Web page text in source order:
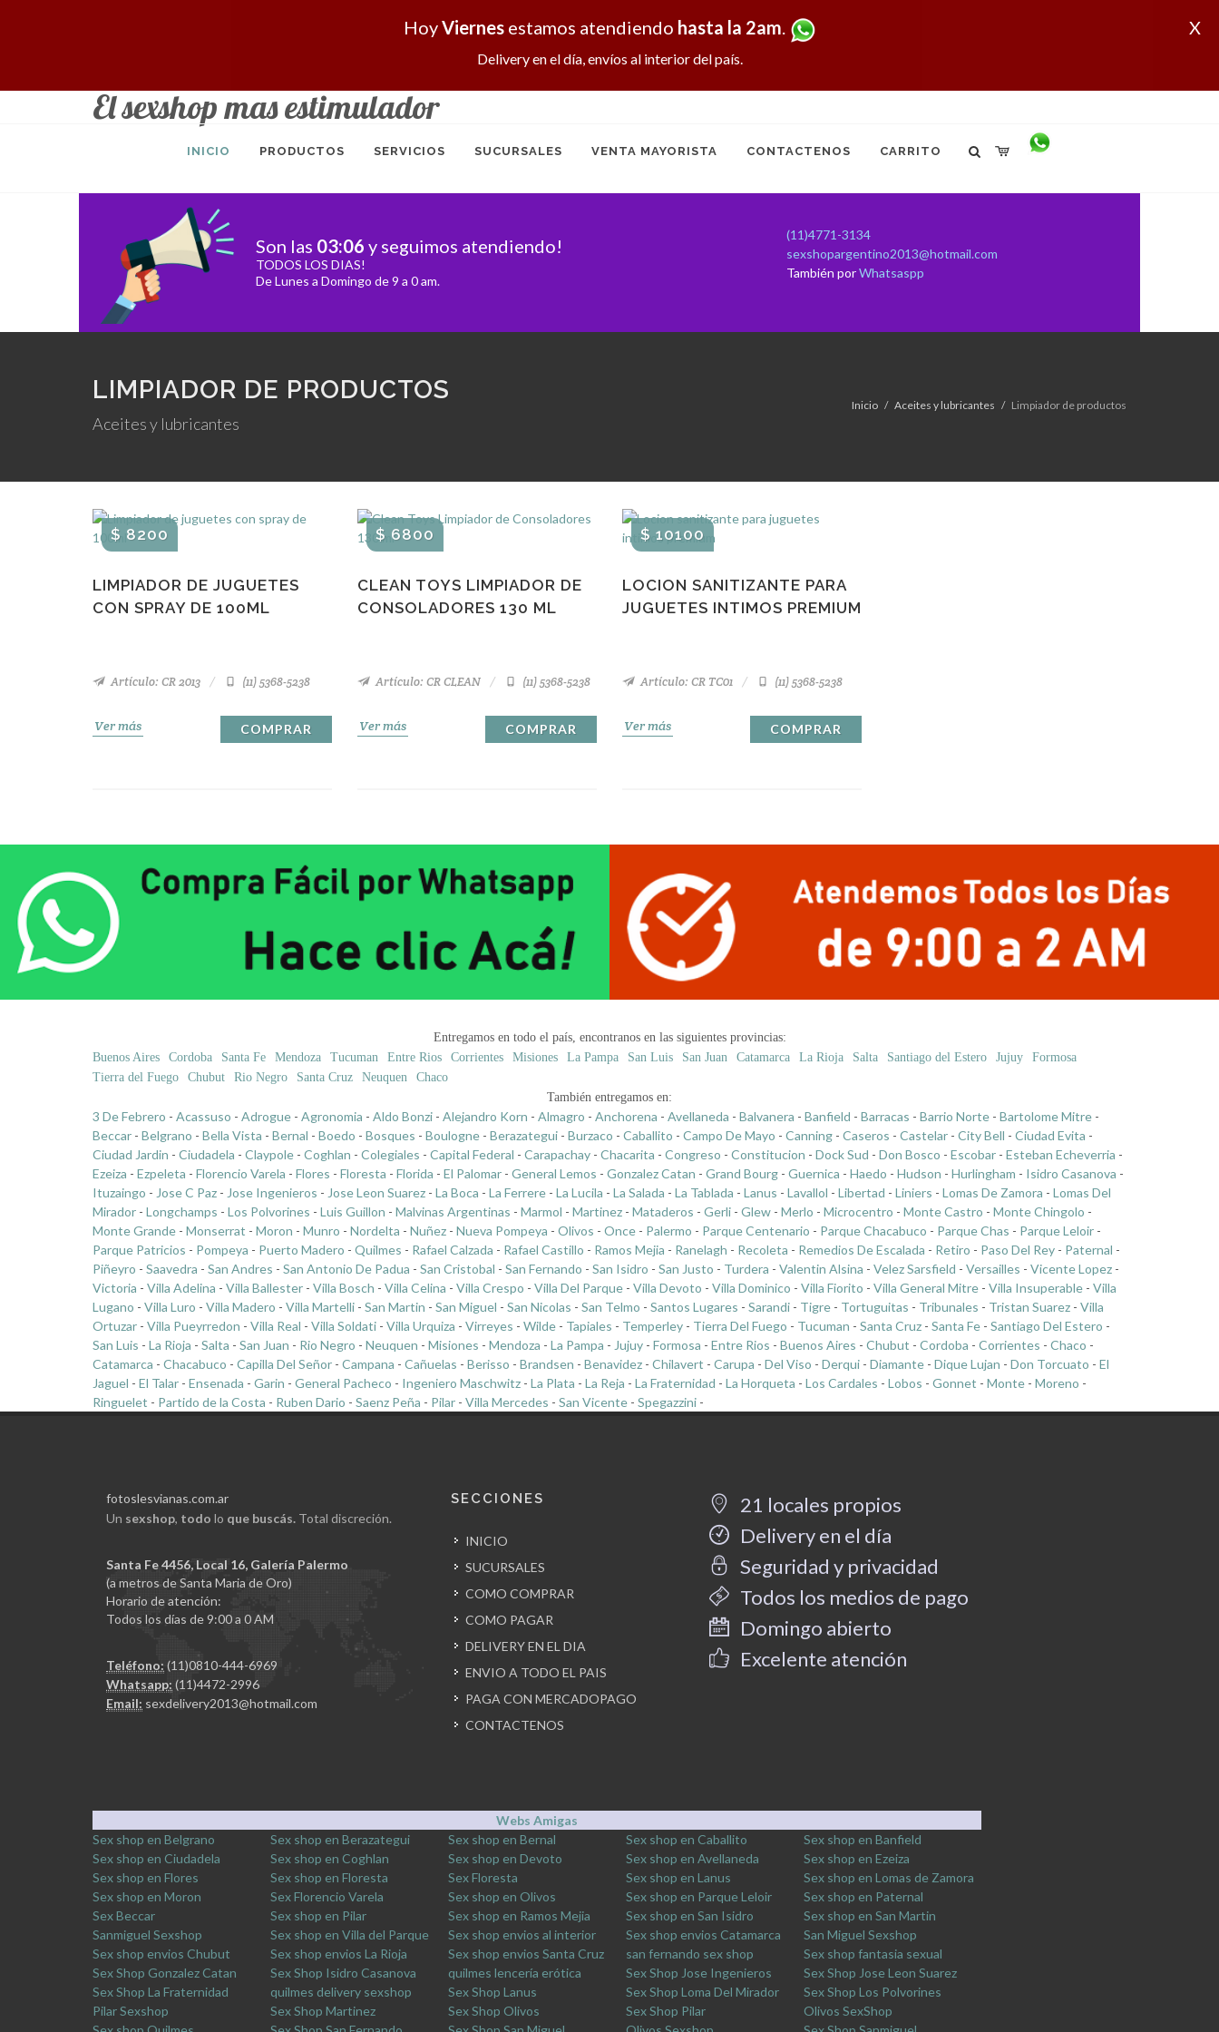
X
HoyViernesestamos atendiendo hasta la 2am.
Delivery en el día, envíos al interior del país.
El sexshop mas estimulador
INICIO PRODUCTOS SERVICIOS SUCURSALES VENTA MAYORISTA CONTACTENOS CARRITO
Son las 03:06 y seguimos atendiendo!
TODOS LOS DIAS!
De Lunes a Domingo de 9 a 0 am.
(11)4771-3134
sexshopargentino2013@hotmail.com
También porWhatsaspp
LIMPIADOR DE PRODUCTOS
Aceites y lubricantes
Inicio Aceites y lubricantes Limpiador de productos
LIMPIADOR DE JUGUETES
CON SPRAY DE 100ML
$ 8200
Artículo: CR 2013 (11) 5368-5238
Ver más COMPRAR
CLEAN TOYS LIMPIADOR DE
CONSOLADORES 130 ML
$ 6800
Artículo: CR CLEAN (11) 5368-5238
Ver más COMPRAR
LOCION SANITIZANTE PARA
JUGUETES INTIMOS PREMIUM
$ 10100
Artículo: CR TC01 (11) 5368-5238
Ver más COMPRAR
Entregamos en todo el país, encontranos en las siguientes provincias:
Buenos Aires
Cordoba Santa Fe Mendoza Tucuman Entre Rios Corrientes Misiones La Pampa San Luis San Juan Catamarca La Rioja Salta Santiago del Estero Jujuy
Formosa
Tierra del Fuego
Chubut Rio Negro Santa Cruz Neuquen
Chaco
También entregamos en:
3 De Febrero - Acassuso - Adrogue - Agronomia - Aldo Bonzi - Alejandro Korn - Almagro - Anchorena - Avellaneda - Balvanera - Banfield - Barracas - Barrio Norte - Bartolome Mitre -
Beccar - Belgrano - Bella Vista - Bernal - Boedo - Bosques - Boulogne - Berazategui - Burzaco - Caballito - Campo De Mayo - Canning - Caseros - Castelar - City Bell - Ciudad Evita -
Ciudad Jardin - Ciudadela - Claypole - Coghlan - Colegiales - Capital Federal - Carapachay - Chacarita - Congreso - Constitucion - Dock Sud - Don Bosco - Escobar - Esteban Echeverria -
Ezeiza - Ezpeleta - Florencio Varela - Flores - Floresta - Florida - El Palomar - General Lemos - Gonzalez Catan - Grand Bourg - Guernica - Haedo - Hudson - Hurlingham - Isidro Casanova -
Ituzaingo - Jose C Paz - Jose Ingenieros - Jose Leon Suarez - La Boca - La Ferrere - La Lucila - La Salada - La Tablada - Lanus - Lavallol - Libertad - Liniers - Lomas De Zamora - Lomas Del
Mirador - Longchamps - Los Polvorines - Luis Guillon - Malvinas Argentinas - Marmol - Martinez - Mataderos - Gerli - Glew - Merlo - Microcentro - Monte Castro - Monte Chingolo -
Monte Grande - Monserrat - Moron - Munro - Nordelta - Nuñez - Nueva Pompeya - Olivos - Once - Palermo - Parque Centenario - Parque Chacabuco - Parque Chas - Parque Leloir -
Parque Patricios - Pompeya - Puerto Madero - Quilmes - Rafael Calzada - Rafael Castillo - Ramos Mejia - Ranelagh - Recoleta - Remedios De Escalada - Retiro - Paso Del Rey - Paternal -
Piñeyro - Saavedra - San Andres - San Antonio De Padua - San Cristobal - San Fernando - San Isidro - San Justo - Turdera - Valentin Alsina - Velez Sarsfield - Versailles - Vicente Lopez -
Victoria - Villa Adelina - Villa Ballester - Villa Bosch - Villa Celina - Villa Crespo - Villa Del Parque - Villa Devoto - Villa Dominico - Villa Fiorito - Villa General Mitre - Villa Insuperable - Villa
Lugano - Villa Luro - Villa Madero - Villa Martelli - San Martin - San Miguel - San Nicolas - San Telmo - Santos Lugares - Sarandi - Tigre - Tortuguitas - Tribunales - Tristan Suarez - Villa
Ortuzar - Villa Pueyrredon - Villa Real - Villa Soldati - Villa Urquiza - Virreyes - Wilde - Tapiales - Temperley - Tierra Del Fuego - Tucuman - Santa Cruz - Santa Fe - Santiago Del Estero -
San Luis - La Rioja - Salta - San Juan - Rio Negro - Neuquen - Misiones - Mendoza - La Pampa - Jujuy - Formosa - Entre Rios - Buenos Aires - Chubut - Cordoba - Corrientes - Chaco -
Catamarca - Chacabuco - Capilla Del Señor - Campana - Cañuelas - Berisso - Brandsen - Benavidez - Chilavert - Carupa - Del Viso - Derqui - Diamante - Dique Lujan - Don Torcuato - El
Jaguel - El Talar - Ensenada - Garin - General Pacheco - Ingeniero Maschwitz - La Plata - La Reja - La Fraternidad - La Horqueta - Los Cardales - Lobos - Gonnet - Monte - Moreno -
Ringuelet - Partido de la Costa - Ruben Dario - Saenz Peña - Pilar - Villa Mercedes - San Vicente - Spegazzini -
fotoslesvianas.com.ar
Un sexshop, todo lo que buscás. Total discreción.
Santa Fe 4456, Local 16, Galería Palermo
(a metros de Santa Maria de Oro)
Horario de atención:
Todos los días de 9:00 a 0 AM
Teléfono: (11)0810-444-6969
Whatsapp: (11)4472-2996
Email: sexdelivery2013@hotmail.com
SECCIONES
INICIO
SUCURSALES
COMO COMPRAR
COMO PAGAR
DELIVERY EN EL DIA
ENVIO A TODO EL PAIS
PAGA CON MERCADOPAGO
CONTACTENOS
21 locales propios
Delivery en el día
Seguridad y privacidad
Todos los medios de pago
Domingo abierto
Excelente atención
Webs Amigas
Sex shop en Belgrano
Sex shop en Berazategui Sex shop en Bernal Sex shop en Caballito
Sex shop en Banfield
Sex shop en Ciudadela
Sex shop en Coghlan Sex shop en Devoto Sex shop en Avellaneda
Sex shop en Ezeiza
Sex shop en Flores
Sex shop en Floresta Sex Floresta Sex shop en Lanus
Sex shop en Lomas de Zamora
Sex shop en Moron
Sex Florencio Varela Sex shop en Olivos Sex shop en Parque Leloir
Sex shop en Paternal
Sex Beccar
Sex shop en Pilar Sex shop en Ramos Mejia Sex shop en San Isidro
Sex shop en San Martin
Sanmiguel Sexshop
Sex shop en Villa del Parque Sex shop envios al interior Sex shop envios Catamarca
San Miguel Sexshop
Sex shop envios Chubut
Sex shop envios La Rioja Sex shop envios Santa Cruz san fernando sex shop
Sex shop fantasia sexual
Sex Shop Gonzalez Catan
Sex Shop Isidro Casanova quilmes lencería erótica Sex Shop Jose Ingenieros
Sex Shop Jose Leon Suarez
Sex Shop La Fraternidad
quilmes delivery sexshop Sex Shop Lanus Sex Shop Loma Del Mirador
Sex Shop Los Polvorines
Pilar Sexshop
Sex Shop Martinez Sex Shop Olivos Sex Shop Pilar
Olivos SexShop